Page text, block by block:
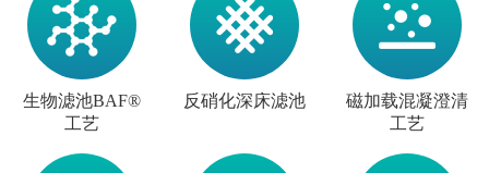
生物滤池BAF®
工艺
反硝化深床滤池
磁加载混凝澄清
工艺